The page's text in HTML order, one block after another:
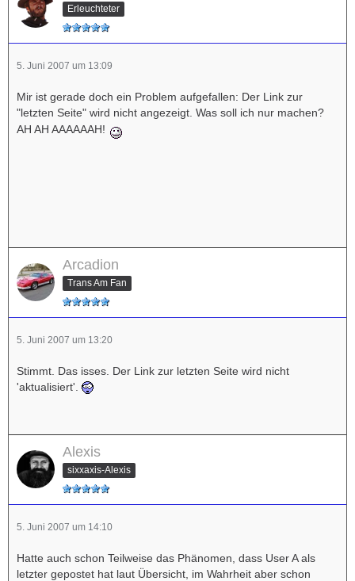
Erleuchteter
5. Juni 2007 um 13:09
Mir ist gerade doch ein Problem aufgefallen: Der Link zur
"letzten Seite" wird nicht angezeigt. Was soll ich nur machen?
AH AH AAAAAAH!
Arcadion
Trans Am Fan
5. Juni 2007 um 13:20
Stimmt. Das isses. Der Link zur letzten Seite wird nicht
'aktualisiert'.
Alexis
sixxaxis-Alexis
5. Juni 2007 um 14:10
Hatte auch schon Teilweise das Phänomen, dass User A als
letzter gepostet hat laut Übersicht, im Wahrheit aber schon